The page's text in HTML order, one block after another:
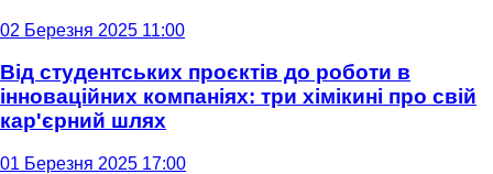
02 Березня 2025 11:00
Від студентських проєктів до роботи в
інноваційних компаніях: три хімікині про свій
кар'єрний шлях
01 Березня 2025 17:00